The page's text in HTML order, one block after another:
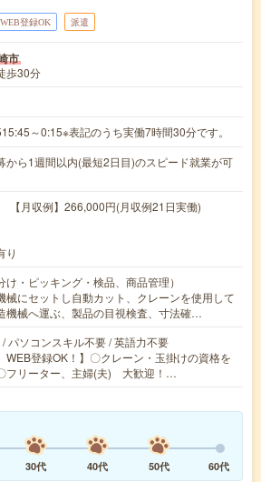
WEB登録OK 派遣
市
歩30分
～0:15※表記のうち実働7時間30分です。
から1週間以内(最短2日目)のスピード就業が可
月収例】266,000円(月収例21日実働)
り
け・ピッキング・検品、商品管理）
械にセットし自動カット、クレーンを使用して
機械へ運ぶ、製品の目視検査、寸法確…
パソコンスキル不要 / 英語力不要
WEB登録OK！】〇クレーン・玉掛けの資格を
フリーター、主婦(夫) 大歓迎！…
30代 40代 50代 60代